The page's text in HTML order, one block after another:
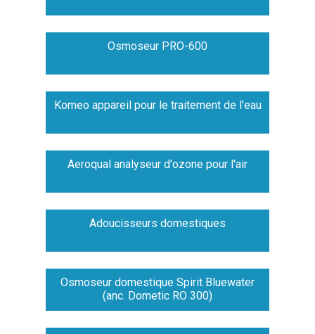
Osmoseur PRO-600
Komeo appareil pour le traitement de l'eau
Aeroqual analyseur d'ozone pour l'air
Adoucisseurs domestiques
Osmoseur domestique Spirit Bluewater
(anc. Dometic RO 300)